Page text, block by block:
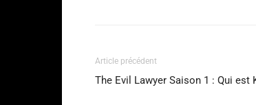
Article précédent
The Evil Lawyer Saison 1 : Qui est